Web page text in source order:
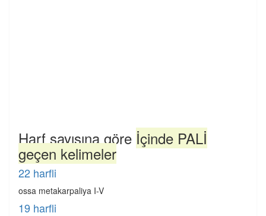
Harf sayısına göre İçinde PALİ
geçen kelimeler
22 harfli
ossa metakarpaliya I-V
19 harfli